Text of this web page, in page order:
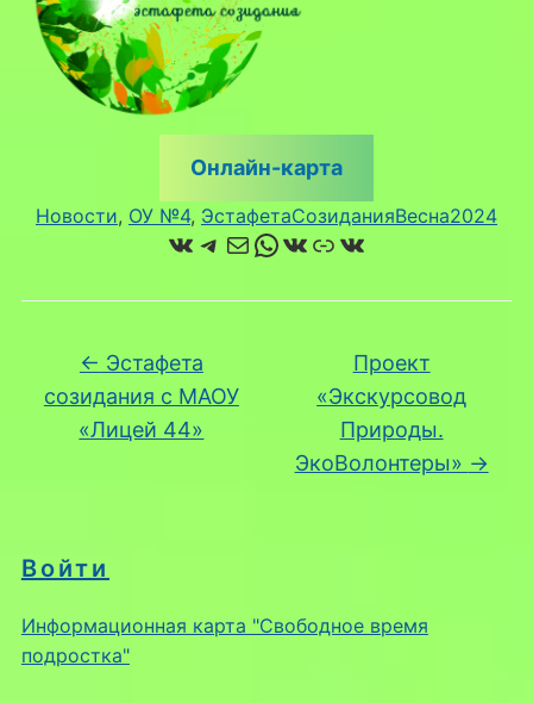
Войти
Информационная карта "Свободное время
подростка"
Онлайн-карта
Новости, ОУ №4, ЭстафетаСозиданияВесна2024
ВКонтакте
Telegram
Почта
WhatsApp
ВКонтакте
Ссылка
ВКонтакте
← Эстафета
созидания с МАОУ
«Лицей 44»
Проект
«Экскурсовод
Природы.
ЭкоВолонтеры» →